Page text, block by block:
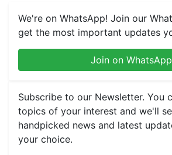
We're on WhatsApp! Join our
get the most important updates
Join on WhatsApp
Subscribe to our Newsletter. You
topics of your interest and we'll
handpicked news and latest
your choice.